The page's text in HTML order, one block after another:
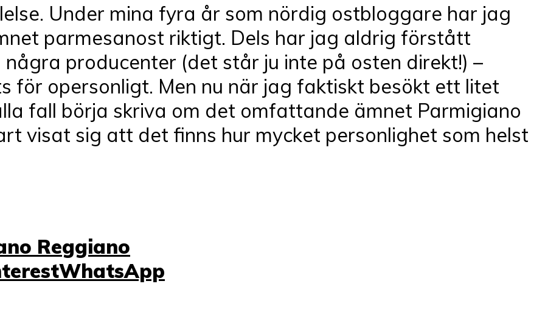
Under mina fyra år som nördig ostbloggare har jag
parmesanost riktigt. Dels har jag aldrig förstått
producenter (det står ju inte på osten direkt!) –
för opersonligt. Men nu när jag faktiskt besökt ett litet
fall börja skriva om det omfattande ämnet Parmigiano
visat sig att det finns hur mycket personlighet som helst
Reggiano
WhatsApp